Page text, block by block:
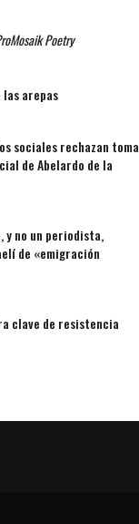
Poetry
las arepas
sociales rechazan toma
de Abelardo de la
y no un periodista,
de «emigración
clave de resistencia